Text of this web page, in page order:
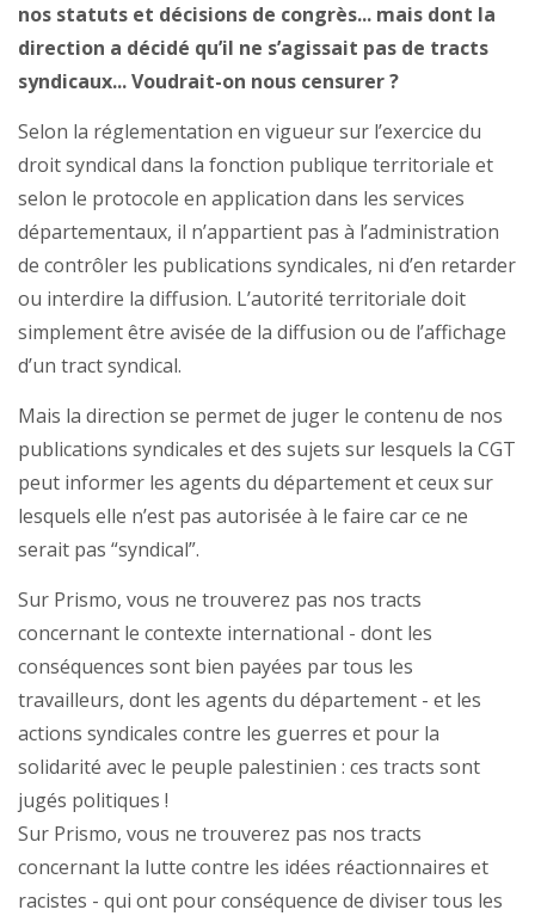
nos statuts et décisions de congrès... mais dont la
direction a décidé qu’il ne s’agissait pas de tracts
syndicaux... Voudrait-on nous censurer ?
Selon la réglementation en vigueur sur l’exercice du
droit syndical dans la fonction publique territoriale et
selon le protocole en application dans les services
départementaux, il n’appartient pas à l’administration
de contrôler les publications syndicales, ni d’en retarder
ou interdire la diffusion. L’autorité territoriale doit
simplement être avisée de la diffusion ou de l’affichage
d’un tract syndical.
Mais la direction se permet de juger le contenu de nos
publications syndicales et des sujets sur lesquels la CGT
peut informer les agents du département et ceux sur
lesquels elle n’est pas autorisée à le faire car ce ne
serait pas “syndical”.
Sur Prismo, vous ne trouverez pas nos tracts
concernant le contexte international - dont les
conséquences sont bien payées par tous les
travailleurs, dont les agents du département - et les
actions syndicales contre les guerres et pour la
solidarité avec le peuple palestinien : ces tracts sont
jugés politiques !
Sur Prismo, vous ne trouverez pas nos tracts
concernant la lutte contre les idées réactionnaires et
racistes - qui ont pour conséquence de diviser tous les